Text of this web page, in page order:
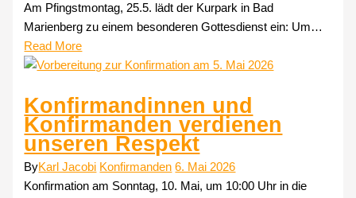
Am Pfingstmontag, 25.5. lädt der Kurpark in Bad
Marienberg zu einem besonderen Gottesdienst ein: Um…
Read More
Konfirmandinnen und
Konfirmanden verdienen
unseren Respekt
ByKarl Jacobi Konfirmanden 6. Mai 2026
Konfirmation am Sonntag, 10. Mai, um 10:00 Uhr in die